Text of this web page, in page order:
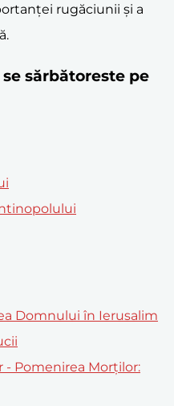
rugăciunii și a
sărbătoreste pe
Domnului în Ierusalim
- Pomenirea Morților: